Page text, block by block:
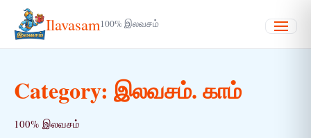
Ilavasam100% இலவசம்
Menu
Category: இலவசம். காம்
100% இலவசம்